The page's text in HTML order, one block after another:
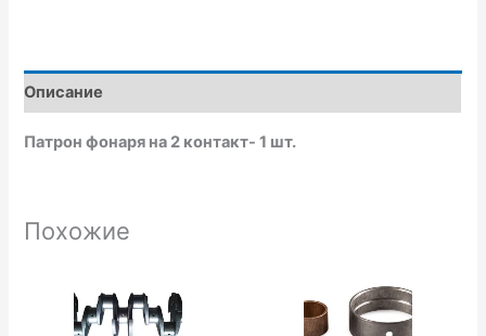
o
o
k
a
p
o
e
Описание
Патрон фонаря на 2 контакт- 1 шт.
Похожие